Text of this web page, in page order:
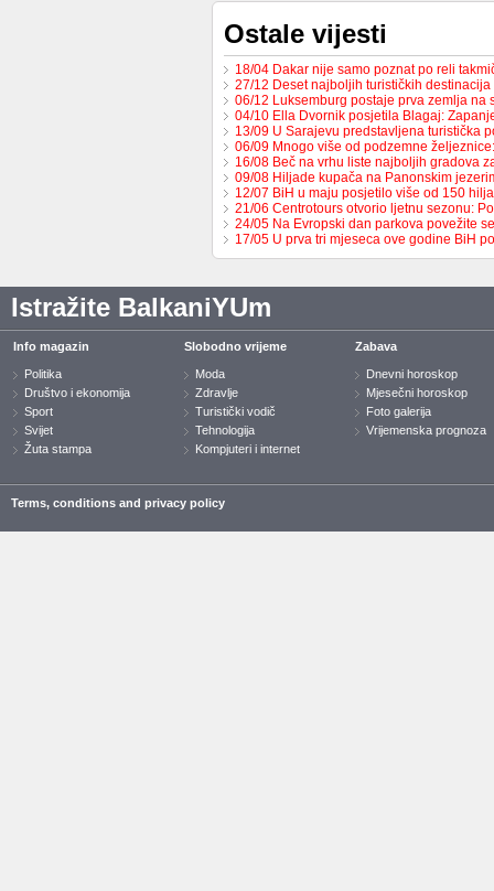
Ostale vijesti
18/04 Dakar nije samo poznat po reli
27/12 Deset najboljih turističkih
06/12 Luksemburg postaje prva zemlja
04/10 Ella Dvornik posjetila Blagaj:
13/09 U Sarajevu predstavljena turistička
06/09 Mnogo više od podzemne
16/08 Beč na vrhu liste najboljih gradova
09/08 Hiljade kupača na Panonskim
12/07 BiH u maju posjetilo više od 150
21/06 Centrotours otvorio ljetnu sezonu:
24/05 Na Evropski dan parkova povežite
17/05 U prva tri mjeseca ove godine BiH
Istražite BalkaniYUm
Info magazin
Politika
Društvo i ekonomija
Sport
Svijet
Žuta stampa
Slobodno vrijeme
Moda
Zdravlje
Turistički vodič
Tehnologija
Kompjuteri i internet
Zabava
Dnevni horoskop
Mjesečni horoskop
Foto galerija
Vrijemenska prognoza
Terms, conditions and privacy policy